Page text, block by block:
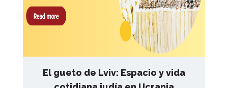
El gueto de Lviv: Espacio y vida